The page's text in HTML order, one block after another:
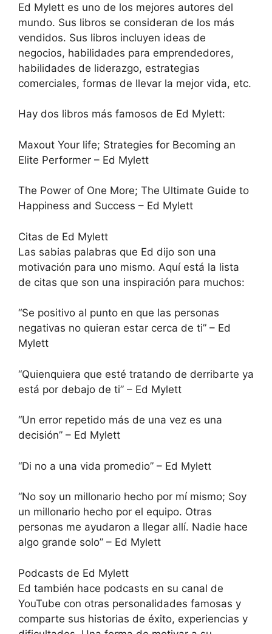
Ed Mylett es uno de los mejores autores del
mundo. Sus libros se consideran de los más
vendidos. Sus libros incluyen ideas de
negocios, habilidades para emprendedores,
habilidades de liderazgo, estrategias
comerciales, formas de llevar la mejor vida, etc.
Hay dos libros más famosos de Ed Mylett:
Maxout Your life; Strategies for Becoming an
Elite Performer – Ed Mylett
The Power of One More; The Ultimate Guide to
Happiness and Success – Ed Mylett
Citas de Ed Mylett
Las sabias palabras que Ed dijo son una
motivación para uno mismo. Aquí está la lista
de citas que son una inspiración para muchos:
“Se positivo al punto en que las personas
negativas no quieran estar cerca de ti” – Ed
Mylett
“Quienquiera que esté tratando de derribarte ya
está por debajo de ti” – Ed Mylett
“Un error repetido más de una vez es una
decisión” – Ed Mylett
“Di no a una vida promedio” – Ed Mylett
“No soy un millonario hecho por mí mismo; Soy
un millonario hecho por el equipo. Otras
personas me ayudaron a llegar allí. Nadie hace
algo grande solo” – Ed Mylett
Podcasts de Ed Mylett
Ed también hace podcasts en su canal de
YouTube con otras personalidades famosas y
comparte sus historias de éxito, experiencias y